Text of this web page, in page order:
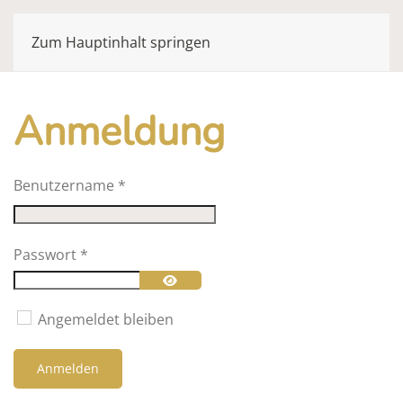
Zum Hauptinhalt springen
Anmeldung
Benutzername *
Passwort *
Passwort anzeigen
Angemeldet bleiben
Anmelden